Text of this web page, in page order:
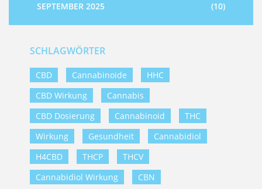
SEPTEMBER 2025
(10)
SCHLAGWÖRTER
CBD Cannabinoide
HHC
CBD Wirkung
Cannabis
CBD Dosierung
Cannabinoid
THC
Wirkung
Gesundheit
Cannabidiol
H4CBD
THCP
THCV
Cannabidiol Wirkung
CBN